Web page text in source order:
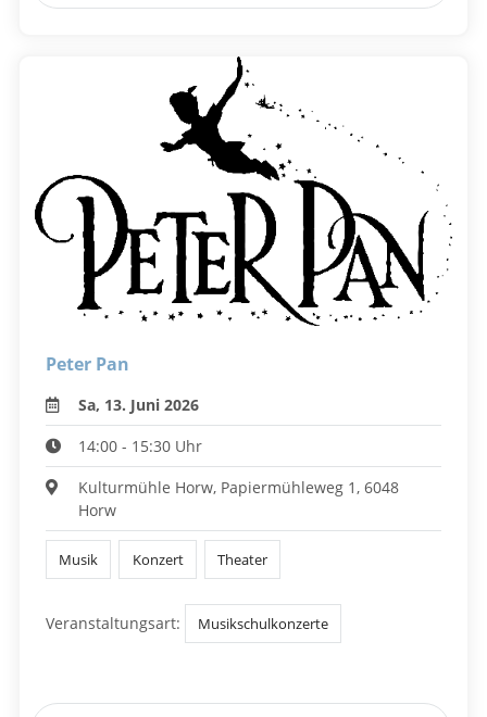
Peter Pan
Sa, 13. Juni 2026
14:00 - 15:30 Uhr
Kulturmühle Horw, Papiermühleweg 1, 6048
Horw
Musik Konzert Theater
Veranstaltungsart: Musikschulkonzerte